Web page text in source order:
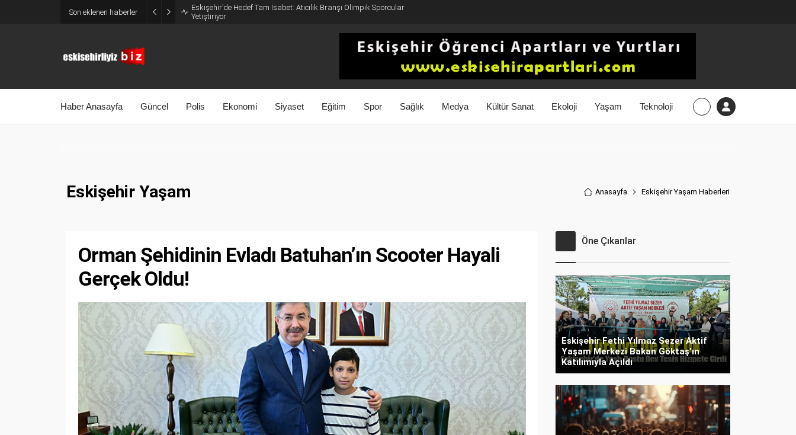
Son eklenen haberler
Eskişehir’de Hedef Tam İsabet: Atıcılık Branşı Olimpik Sporcular
Yetiştiriyor
Haber Anasayfa Güncel Polis Ekonomi Siyaset Eğitim Spor Sağlık Medya Kültür Sanat Ekoloji Yaşam Teknoloji
Eskişehir Yaşam Anasayfa Eskişehir Yaşam Haberleri
Orman Şehidinin Evladı Batuhan’ın Scooter Hayali
Gerçek Oldu!
Öne Çıkanlar
Eskişehir Fethi Yılmaz Sezer Aktif
Yaşam Merkezi Bakan Göktaş’ın
Katılımıyla Açıldı